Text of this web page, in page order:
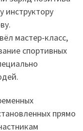
инструктору
мастер-класс,
спортивных
прямо